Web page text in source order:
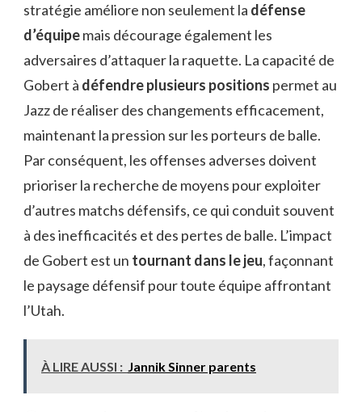
stratégie améliore non seulement la défense
d’équipemais décourage également les
adversaires d’attaquer la raquette. La capacité de
Gobert à défendre plusieurs positions permet au
Jazz de réaliser des changements efficacement,
maintenant la pression sur les porteurs de balle.
Par conséquent, les offenses adverses doivent
prioriser la recherche de moyens pour exploiter
d’autres matchs défensifs, ce qui conduit souvent
à des inefficacités et des pertes de balle. L’impact
de Gobert est un tournant dans le jeu, façonnant
le paysage défensif pour toute équipe affrontant
l’Utah.
À LIRE AUSSI : Jannik Sinner parents